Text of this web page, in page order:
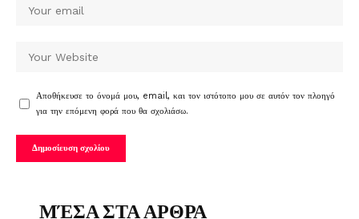
Αποθήκευσε το όνομά μου, email, και τον ιστότοπο μου σε αυτόν τον πλοηγό
για την επόμενη φορά που θα σχολιάσω.
ΜΈΣΑ ΣΤΑ ΑΡΘΡΑ